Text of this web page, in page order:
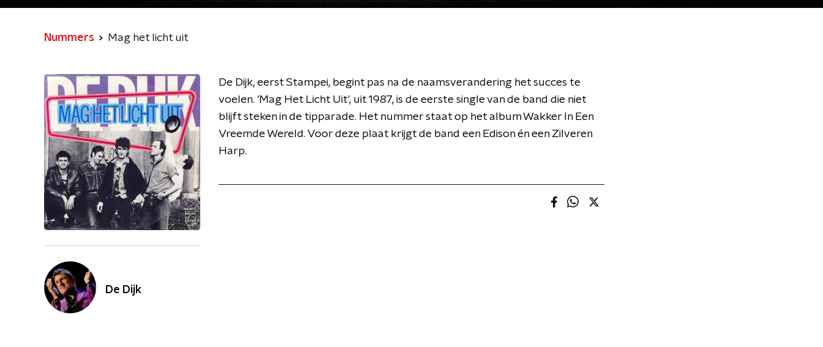
Nummers Mag het licht uit
De Dijk
De Dijk, eerst Stampei, begint pas na de naamsverandering het succes te
voelen. 'Mag Het Licht Uit', uit 1987, is de eerste single van de band die niet
blijft steken in de tipparade. Het nummer staat op het album Wakker In Een
Vreemde Wereld. Voor deze plaat krijgt de band een Edison én een Zilveren
Harp.